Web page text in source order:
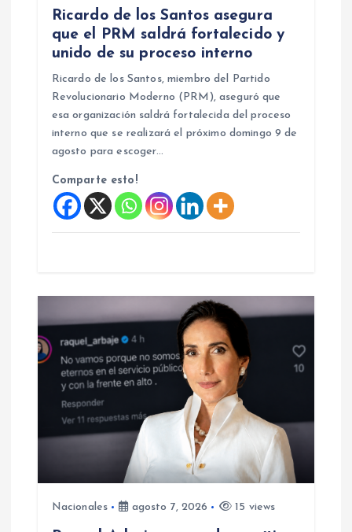
Ricardo de los Santos asegura
que el PRM saldrá fortalecido y
unido de su proceso interno
Ricardo de los Santos, miembro del Partido
Revolucionario Moderno (PRM), aseguró que
esa organización saldrá fortalecida del proceso
interno que se realizará el próximo domingo 9 de
agosto para escoger…
Comparte esto!
Nacionales agosto 7, 2026 15 views